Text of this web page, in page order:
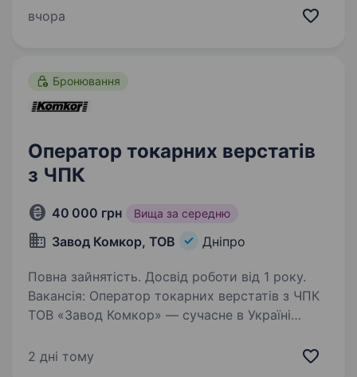
надійно, підтримуємо економіку країни
вчора
Бронювання
Оператор токарних верстатів
з ЧПК
40 000 грн Вища за середню
Завод Комкор, ТОВ Дніпро
Повна зайнятість. Досвід роботи від 1 року.
Вакансія: Оператор токарних верстатів з ЧПК
ТОВ «Завод Комкор» — сучасне в Україні
на виробництві металорізального інструменту
2 дні тому